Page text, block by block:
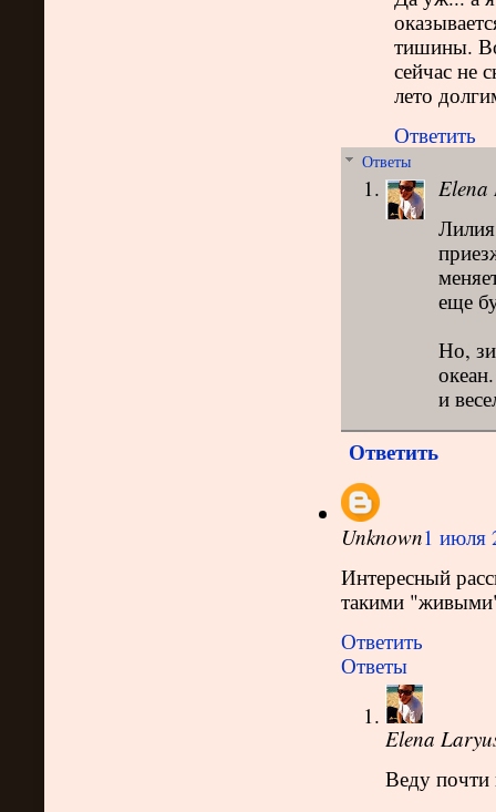
тишины.
сейчас не
лето
Ответить
Ответы
Elena
еще
Но,
и
Ответить
Unknown1 июля
Интересный
такими
Ответить
Ответы
Elena
Веду почти